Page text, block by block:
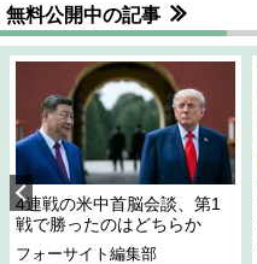
無料公開中の記事
4連戦の米中首脳会談、第1
戦で勝ったのはどちらか
フォーサイト編集部